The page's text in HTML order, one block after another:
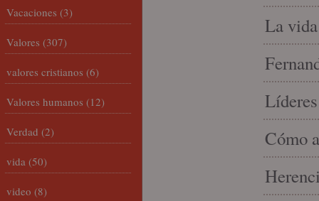
La
Cómo
Vacaciones (3)
Valores (307)
valores cristianos (6)
Valores humanos (12)
Verdad (2)
vida (50)
video (8)